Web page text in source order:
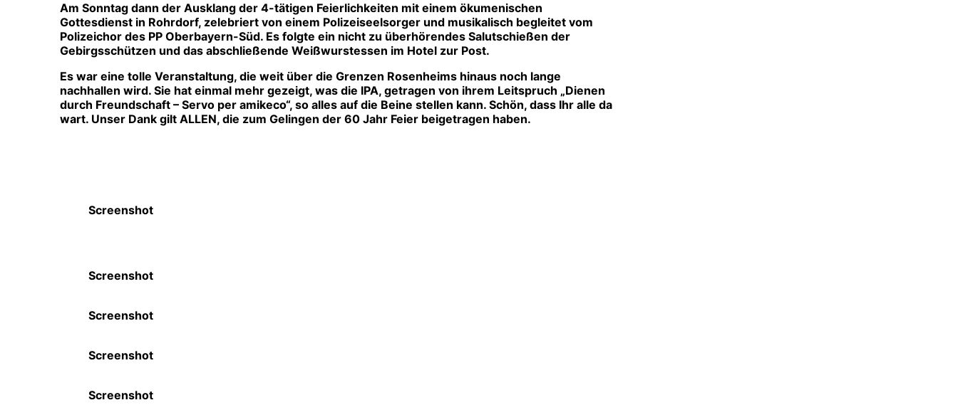
Am Sonntag dann der Ausklang der 4-tätigen Feierlichkeiten mit einem ökumenischen
Gottesdienst in Rohrdorf, zelebriert von einem Polizeiseelsorger und musikalisch begleitet vom
Polizeichor des PP Oberbayern-Süd. Es folgte ein nicht zu überhörendes Salutschießen der
Gebirgsschützen und das abschließende Weißwurstessen im Hotel zur Post.
Es war eine tolle Veranstaltung, die weit über die Grenzen Rosenheims hinaus noch lange
nachhallen wird. Sie hat einmal mehr gezeigt, was die IPA, getragen von ihrem Leitspruch „Dienen
durch Freundschaft – Servo per amikeco“, so alles auf die Beine stellen kann. Schön, dass Ihr alle da
wart. Unser Dank gilt ALLEN, die zum Gelingen der 60 Jahr Feier beigetragen haben.
Screenshot
Screenshot
Screenshot
Screenshot
Screenshot